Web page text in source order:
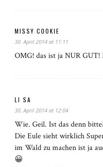
MISSY COOKIE
30. April 2014 at 11:11
OMG! das ist ja NUR GUT!
LI SA
30. April 2014 at 12:04
Wie. Geil. Ist das denn
Die Eule sieht wirklich
im Wald zu machen ist ja
😀